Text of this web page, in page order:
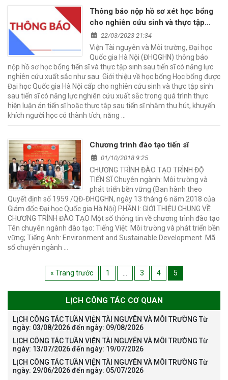
Thông báo nộp hồ sơ xét học bổng
cho nghiên cứu sinh và thực tập
sinh sau tiến sĩ tại Viện Tài nguyên
và Môi trường, Đại học Quốc gia Hà
Nội
22/03/2023 21:34
Viện Tài nguyên và Môi trường, Đại học
Quốc gia Hà Nội (ĐHQGHN) thông báo
nộp hồ sơ học bổng tiến sĩ và thực tập sinh sau tiến sĩ có năng lực
nghiên cứu xuất sắc như sau: Giới thiệu về học bổng Học bổng được
Đại học Quốc gia Hà Nội cấp cho nghiên cứu sinh và thực tập sinh
sau tiến sĩ có năng lực nghiên cứu xuất sắc trong quá trình thực
hiện luận án tiến sĩ hoặc thực tập sau tiến sĩ nhằm thu hút, khuyến
khích người học có thành tích, năng …
Chương trình đào tạo tiến sĩ
01/10/2018 9:25
CHƯƠNG TRÌNH ĐÀO TẠO TRÌNH ĐỘ
TIẾN SĨ Chuyên ngành: Môi trường và
phát triển bền vững (Ban hành theo
Quyết định số 1959 /QĐ-ĐHQGHN, ngày 13 tháng 6 năm 2018 của
Giám đốc Đại học Quốc gia Hà Nội) PHẦN I: GIỚI THIỆU CHUNG VỀ
CHƯƠNG TRÌNH ĐÀO TẠO Một số thông tin về chương trình đào tạo
Tên chuyên ngành đào tạo: Tiếng Việt: Môi trường và phát triển bền
vững; Tiếng Anh: Environment and Sustainable Development. Mã
số chuyên ngành …
« Trang trước 1 … 3 4 5
LỊCH CÔNG TÁC CƠ QUAN
LỊCH CÔNG TÁC TUẦN VIỆN TÀI NGUYÊN VÀ MÔI TRƯỜNG Từ
ngày: 03/08/2026 đến ngày: 09/08/2026
LỊCH CÔNG TÁC TUẦN VIỆN TÀI NGUYÊN VÀ MÔI TRƯỜNG Từ
ngày: 13/07/2026 đến ngày: 19/07/2026
LỊCH CÔNG TÁC TUẦN VIỆN TÀI NGUYÊN VÀ MÔI TRƯỜNG Từ
ngày: 29/06/2026 đến ngày: 05/07/2026